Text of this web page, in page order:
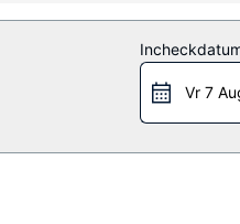
een restaurant
van de roomservice (beperkte
geserveerd wordt van 07.00
Vr 7